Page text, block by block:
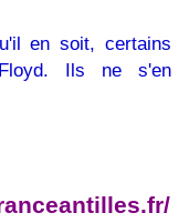
en soit, certains
Ils ne s'en